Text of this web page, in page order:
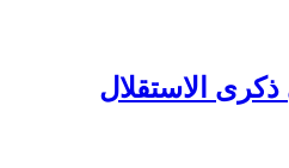
الاستقلال